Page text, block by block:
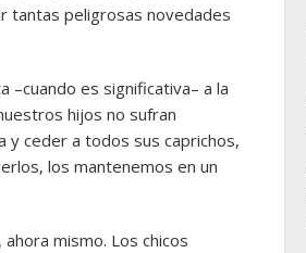
tantas peligrosas novedades
–cuando es significativa– a la
hijos no sufran
y ceder a todos sus caprichos,
los mantenemos en un
mismo. Los chicos